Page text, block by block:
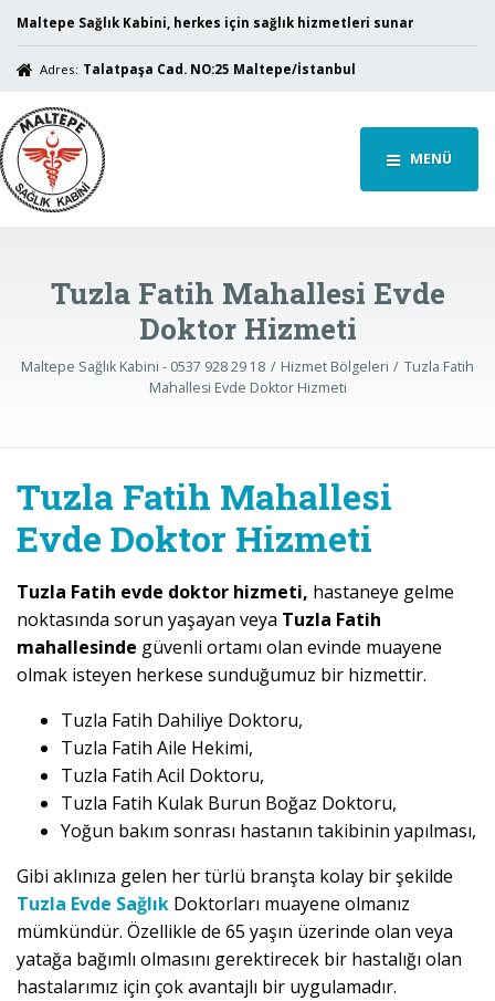
Maltepe Sağlık Kabini, herkes için sağlık hizmetleri sunar
Adres: Talatpaşa Cad. NO:25 Maltepe/İstanbul
MENÜ
Tuzla Fatih Mahallesi Evde
Doktor Hizmeti
Maltepe Sağlık Kabini - 0537 928 29 18 Hizmet Bölgeleri
Tuzla Fatih
Mahallesi Evde Doktor Hizmeti
Tuzla Fatih Mahallesi
Evde Doktor Hizmeti
Tuzla Fatih evde doktor hizmeti, hastaneye gelme
noktasında sorun yaşayan veya Tuzla Fatih
mahallesinde güvenli ortamı olan evinde muayene
olmak isteyen herkese sunduğumuz bir hizmettir.
Tuzla Fatih Dahiliye Doktoru,
Tuzla Fatih Aile Hekimi,
Tuzla Fatih Acil Doktoru,
Tuzla Fatih Kulak Burun Boğaz Doktoru,
Yoğun bakım sonrası hastanın takibinin yapılması,
Gibi aklınıza gelen her türlü branşta kolay bir şekilde
Tuzla Evde Sağlık Doktorları muayene olmanız
mümkündür. Özellikle de 65 yaşın üzerinde olan veya
yatağa bağımlı olmasını gerektirecek bir hastalığı olan
hastalarımız için çok avantajlı bir uygulamadır.